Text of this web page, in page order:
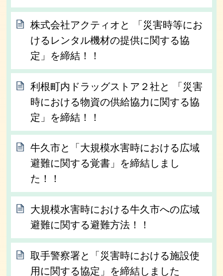
株式会社アクティオと 「災害時等にお
けるレンタル機材の提供に関する協
定」を締結！！
利根町内ドラッグストア２社と 「災害
時における物資の供給協力に関する協
定」を締結！！
牛久市と「大規模水害時における広域
避難に関する覚書」を締結しまし
た！！
大規模水害時における牛久市への広域
避難に関する避難方法！！
取手警察署と「災害時における施設使
用に関する協定」を締結しました